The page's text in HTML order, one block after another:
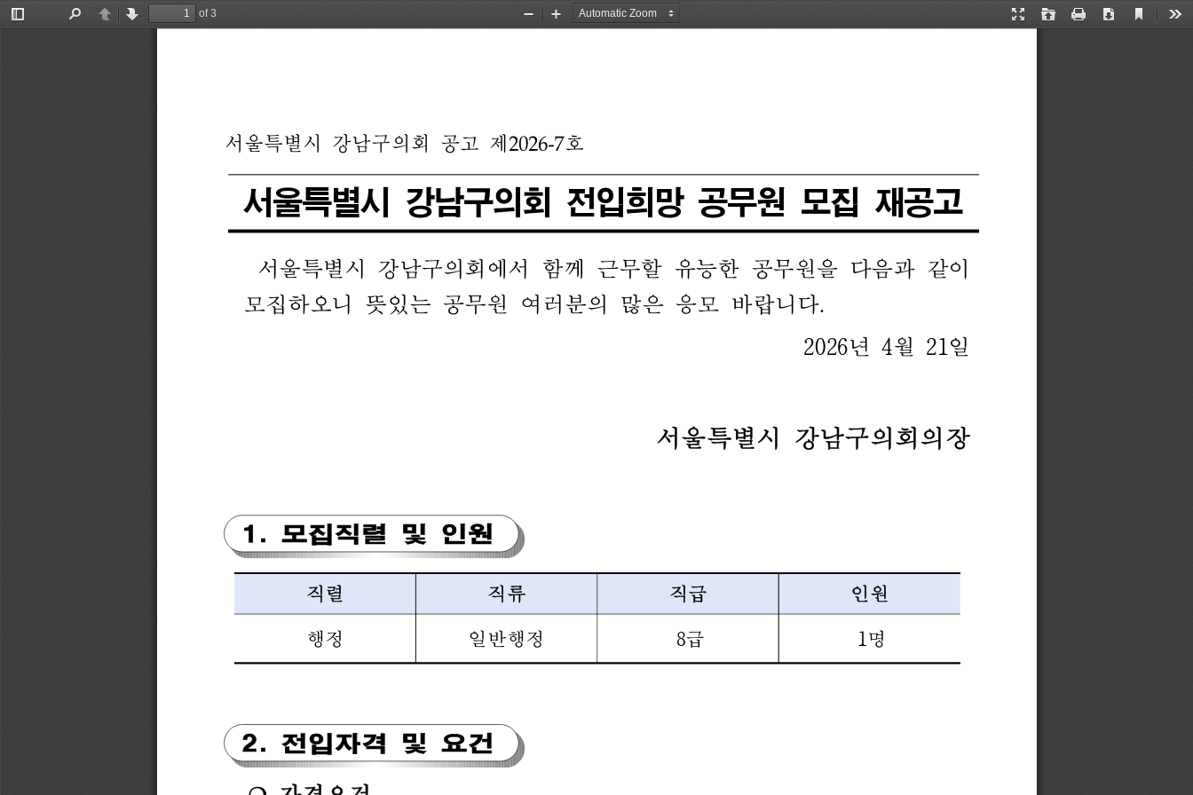
Toggle
PreviousNext
of 3
Presentation
Open Print Download
Current
Zoom
Zoom
서울특별시 강남구의회 공고 제2026-7호
서울특별시 강남구의회 전입희망 공무원 모집 재공고
서울특별시 강남구의회에서 함께 근무할 유능한 공무원을 다음과 같이
모집하오니 뜻있는 공무원 여러분의 많은 응모 바랍니다.
2026년 4월 21 일
서울특별시 강남구의회의장
1. 모집직렬 및 인원
직렬 직류 직급 인원
행정 일반행정 8급 1 명
2. 전입자격 및 요건